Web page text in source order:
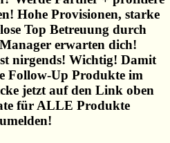
Hohe Provisionen, starke
Top Betreuung durch
erwarten dich!
nirgends! Wichtig! Damit
Follow-Up Produkte im
jetzt auf den Link oben
für ALLE Produkte